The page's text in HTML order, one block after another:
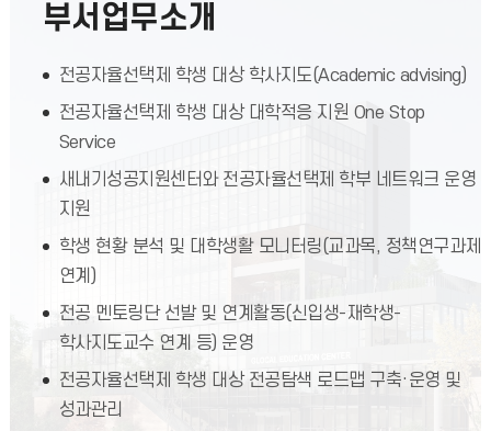
부서업무소개
전공자율선택제 학생 대상 학사지도(Academic advising)
전공자율선택제 학생 대상 대학적응 지원 One Stop
Service
새내기성공지원센터와 전공자율선택제 학부 네트워크 운영
지원
학생 현황 분석 및 대학생활 모니터링(교과목, 정책연구과제
연계)
전공 멘토링단 선발 및 연계활동(신입생-재학생-
학사지도교수 연계 등) 운영
전공자율선택제 학생 대상 전공탐색 로드맵 구축·운영 및
성과관리